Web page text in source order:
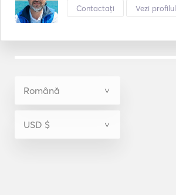
Contactați Vezi profilul